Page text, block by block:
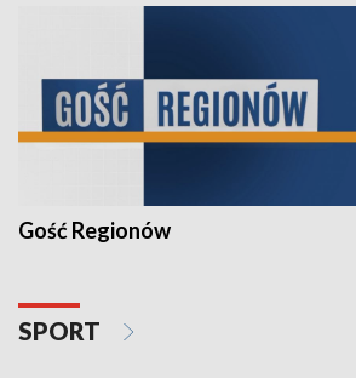
Gość Regionów
SPORT